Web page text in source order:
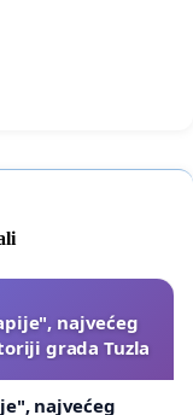
najvećeg
grada Tuzla
najvećeg